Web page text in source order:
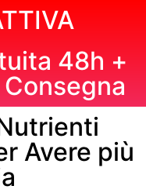
48h +
Avere più